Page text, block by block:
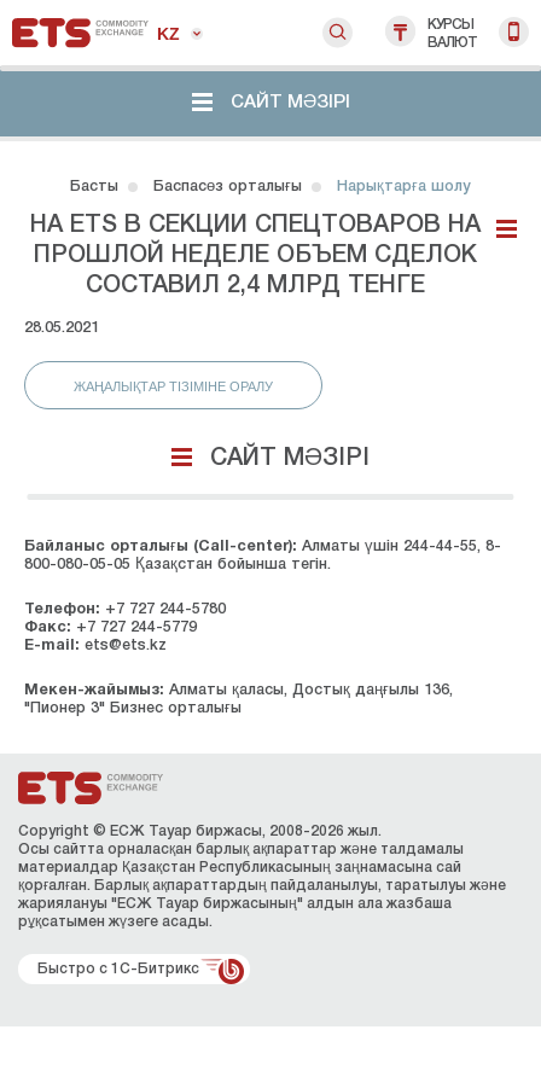
KZ
КУРСЫ
ВАЛЮТ
САЙТ МӘЗІРІ
Басты Баспасөз орталығы Нарықтарға шолу
НА ETS В СЕКЦИИ СПЕЦТОВАРОВ НА
ПРОШЛОЙ НЕДЕЛЕ ОБЪЕМ СДЕЛОК
СОСТАВИЛ 2,4 МЛРД ТЕНГЕ
28.05.2021
ЖАҢАЛЫҚТАР ТІЗІМІНЕ ОРАЛУ
САЙТ МӘЗІРІ
Байланыс орталығы (Сall-center): Алматы үшін 244-44-55, 8-
800-080-05-05 Қазақстан бойынша тегін.
Телефон: +7 727 244-5780
Факс: +7 727 244-5779
E-mail: ets@ets.kz
Мекен-жайымыз: Алматы қаласы, Достық даңғылы 136,
"Пионер 3" Бизнес орталығы
Copyright © ЕСЖ Тауар биржасы, 2008-2026 жыл.
Осы сайтта орналасқан барлық ақпараттар және талдамалы
материалдар Қазақстан Республикасының заңнамасына сай
қорғалған. Барлық ақпараттардың пайдаланылуы, таратылуы және
жариялануы "ЕСЖ Тауар биржасының" алдын ала жазбаша
рұқсатымен жүзеге асады.
Быстро с 1С-Битрикс